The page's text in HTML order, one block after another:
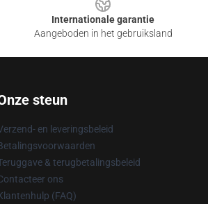
Internationale garantie
Aangeboden in het gebruiksland
steun
en leveringsbeleid
& terugbetalingsbeleid
ons
(FAQ)